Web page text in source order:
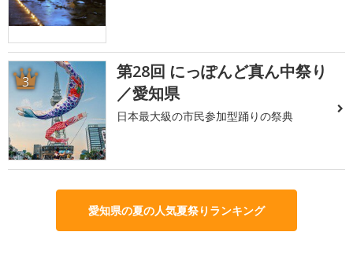
3
第28回 にっぽんど真ん中祭り
／愛知県
日本最大級の市民参加型踊りの祭典
愛知県の夏の人気夏祭りランキング